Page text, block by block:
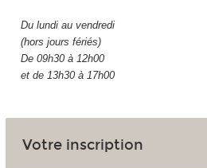
Du lundi au vendredi
(hors jours fériés)
De 09h30 à 12h00
et de 13h30 à 17h00
Votre inscription